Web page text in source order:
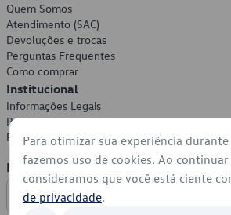
Quem Somos
Atendimento (SAC)
Devoluções e trocas
Perguntas Frequentes
Como comprar
Institucional
Informações Legais
Política de Privacidade
Política de Cookies
Formas de Pagamento
Para otimizar sua experiência durante
fazemos uso de cookies. Ao
consideramos que você está ciente
de privacidade.